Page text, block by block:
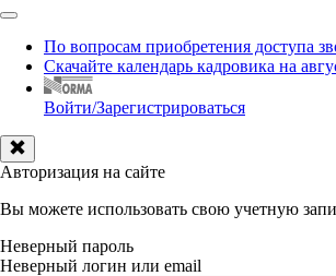
По вопросам приобретения доступа
Скачайте календарь кадровика на
Войти/Зарегистрироваться
Авторизация на сайте
Вы можете использовать свою учетную
Неверный пароль
Неверный логин или email